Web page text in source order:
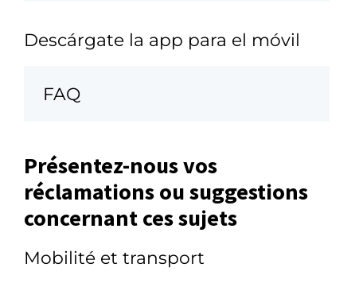
Descárgate la app para el móvil
FAQ
Présentez-nous vos
réclamations ou suggestions
concernant ces sujets
Mobilité et transport